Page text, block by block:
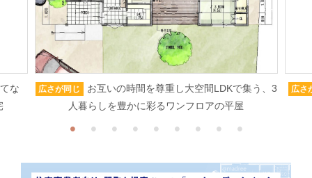
な
広さが同じ
お互いの時間を尊重し大空間LDKで集う、3
人暮らしを豊かに彩るワンフロアの平屋
広さ